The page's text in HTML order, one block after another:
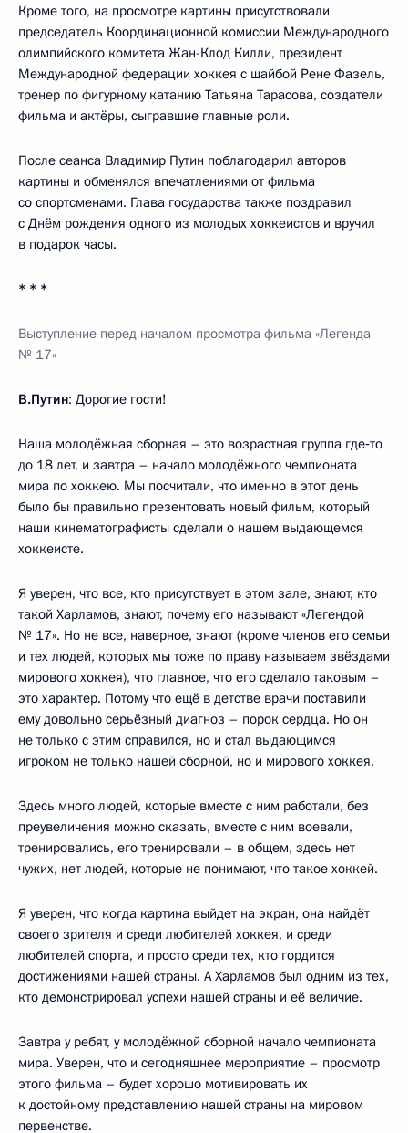
Кроме того, на просмотре картины присутствовали
председатель Координационной комиссии Международного
олимпийского комитета Жан-Клод Килли, президент
Международной федерации хоккея с шайбой Рене Фазель,
тренер по фигурному катанию Татьяна Тарасова, создатели
фильма и актёры, сыгравшие главные роли.
После сеанса Владимир Путин поблагодарил авторов
картины и обменялся впечатлениями от фильма
со спортсменами. Глава государства также поздравил
с Днём рождения одного из молодых хоккеистов и вручил
в подарок часы.
* * *
Выступление перед началом просмотра фильма «Легенда
№ 17»
В.Путин: Дорогие гости!
Наша молодёжная сборная – это возрастная группа где‑то
до 18 лет, и завтра – начало молодёжного чемпионата
мира по хоккею. Мы посчитали, что именно в этот день
было бы правильно презентовать новый фильм, который
наши кинематографисты сделали о нашем выдающемся
хоккеисте.
Я уверен, что все, кто присутствует в этом зале, знают, кто
такой Харламов, знают, почему его называют «Легендой
№ 17». Но не все, наверное, знают (кроме членов его семьи
и тех людей, которых мы тоже по праву называем звёздами
мирового хоккея), что главное, что его сделало таковым –
это характер. Потому что ещё в детстве врачи поставили
ему довольно серьёзный диагноз – порок сердца. Но он
не только с этим справился, но и стал выдающимся
игроком не только нашей сборной, но и мирового хоккея.
Здесь много людей, которые вместе с ним работали, без
преувеличения можно сказать, вместе с ним воевали,
тренировались, его тренировали – в общем, здесь нет
чужих, нет людей, которые не понимают, что такое хоккей.
Я уверен, что когда картина выйдет на экран, она найдёт
своего зрителя и среди любителей хоккея, и среди
любителей спорта, и просто среди тех, кто гордится
достижениями нашей страны. А Харламов был одним из тех,
кто демонстрировал успехи нашей страны и её величие.
Завтра у ребят, у молодёжной сборной начало чемпионата
мира. Уверен, что и сегодняшнее мероприятие – просмотр
этого фильма – будет хорошо мотивировать их
к достойному представлению нашей страны на мировом
первенстве.